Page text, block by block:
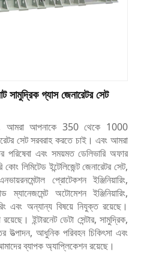
গ্যাস জেনারেটর সেট
আমরা আপনাকে 350 থেকে 1000
সেট সরবরাহ করতে চাই। এবং আমরা
এবং সময়মত ডেলিভারি অফার
লিমিটেড ইন্টেলিজেন্ট জেনারেটর সেট,
প্রোটেকশন ইঞ্জিনিয়ারিং,
অটোমেশন ইঞ্জিনিয়ারিং,
এবং অন্যান্য বিষয়ে নিযুক্ত রয়েছে।
ইন্টারনেট ডেটা সেন্টার, সামুদ্রিক,
উত্পাদন, আধুনিক পরিবহন চিকিৎসা এবং
ব্যাপক অ্যাপ্লিকেশন রয়েছে।